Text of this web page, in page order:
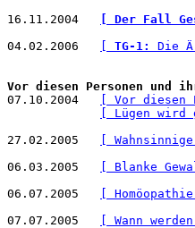
16.11.2004
[ Der Fall
04.02.2006
TG-1: Die
Vor diesen Personen und
07.10.2004
[ Vor diesen
[ Lügen
27.02.2005
[
06.03.2005
[ Blanke
06.07.2005
[
07.07.2005
[ Wann